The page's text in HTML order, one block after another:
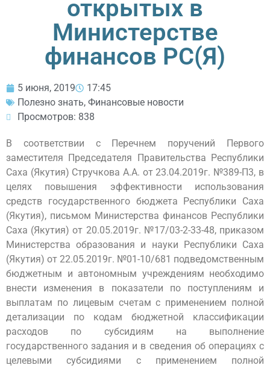
открытых в
Министерстве
финансов РС(Я)
5 июня, 2019
17:45
Полезно знать, Финансовые новости
Просмотров: 838
В соответствии с Перечнем поручений Первого
заместителя Председателя Правительства Республики
Саха (Якутия) Стручкова А.А. от 23.04.2019г. №389-П3, в
целях повышения эффективности использования
средств государственного бюджета Республики Саха
(Якутия), письмом Министерства финансов Республики
Саха (Якутия) от 20.05.2019г. №17/03-2-33-48, приказом
Министерства образования и науки Республики Саха
(Якутия) от 22.05.2019г. №01-10/681 подведомственным
бюджетным и автономным учреждениям необходимо
внести изменения в показатели по поступлениям и
выплатам по лицевым счетам с применением полной
детализации по кодам бюджетной классификации
расходов по субсидиям на выполнение
государственного задания и в сведения об операциях с
целевыми субсидиями с применением полной